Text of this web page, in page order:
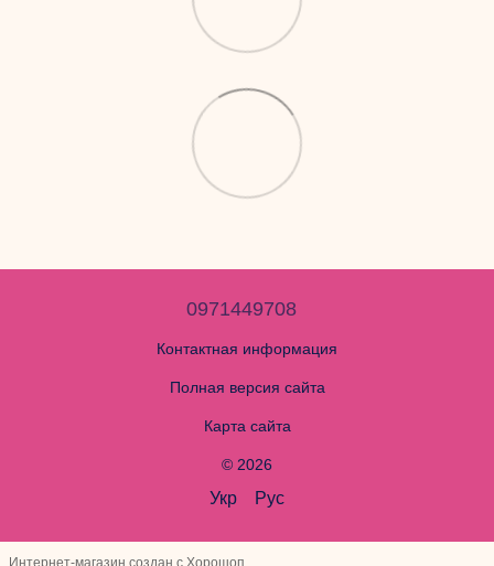
0971449708
Контактная информация
Полная версия сайта
Карта сайта
© 2026
Укр Рус
Интернет-магазин создан с Хорошоп